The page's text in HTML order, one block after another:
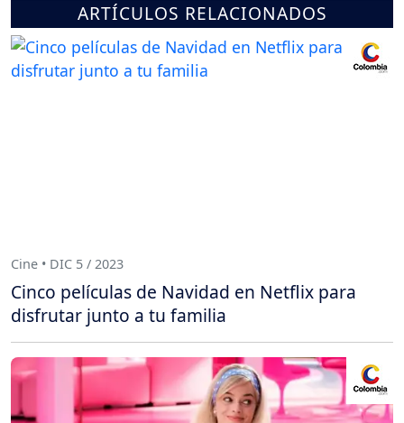
ARTÍCULOS RELACIONADOS
Cine • DIC 5 / 2023
Cinco películas de Navidad en Netflix para
disfrutar junto a tu familia